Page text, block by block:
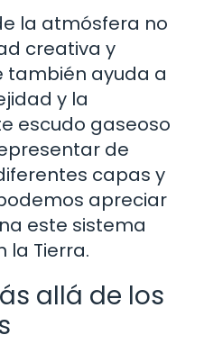
la atmósfera no
creativa y
también ayuda a
y la
escudo gaseoso
de
capas y
apreciar
este sistema
la Tierra.
allá de los